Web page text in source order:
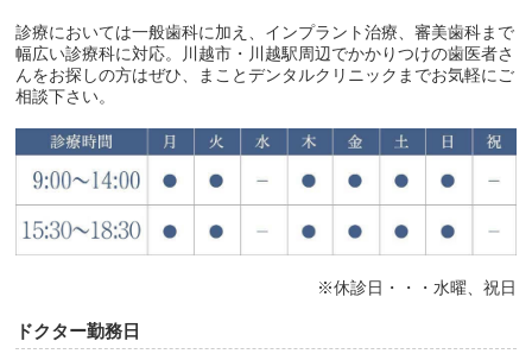
診療においては一般歯科に加え、インプラント治療、審美歯科まで
幅広い診療科に対応。川越市・川越駅周辺でかかりつけの歯医者さ
んをお探しの方はぜひ、まことデンタルクリニックまでお気軽にご
相談下さい。
※休診日・・・水曜、祝日
ドクター勤務日